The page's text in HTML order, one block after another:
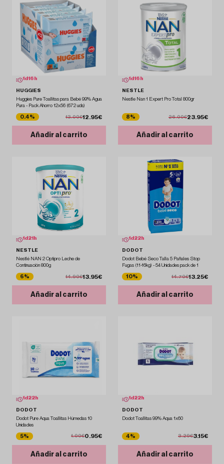
1 d 16 h
HUGGIES
Huggies Pure Toallitas para Bebé 99% Agua
Pura - Pack Ahorro 12x56 (672 uds)
0.4% 13.00€12.95€
Añadir al carrito
1 d 16 h
NESTLE
Nestle Nan 1 Expert Pro Total 800gr
8% 26.00€23.95€
Añadir al carrito
1 d 21 h
NESTLE
Nestlé NAN 2 Optipro Leche de
Continuación 800g
6% 14.90€13.95€
Añadir al carrito
1 d 22 h
DODOT
Dodot Bebé Seco Talla 5 Pañales Stop
Fugas (11-16kg) - 54 Unidades pack de 1
10% 14.70€13.25€
Añadir al carrito
1 d 22 h
DODOT
Dodot Pure Aqua Toallitas Húmedas 10
Unidades
5% 1.00€0.95€
Añadir al carrito
1 d 22 h
DODOT
Dodot Toallitas 99% Aqua 1x60
4% 3.29€3.15€
Añadir al carrito